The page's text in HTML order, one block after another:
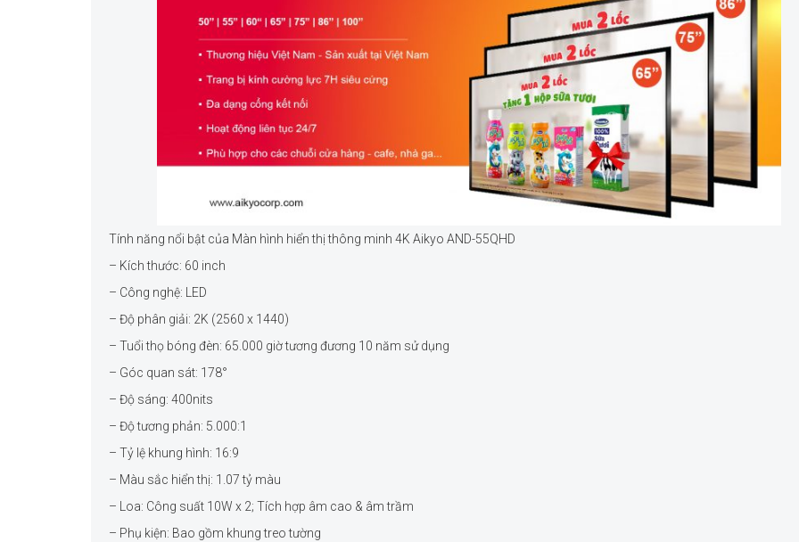
Tính năng nổi bật của Màn hình hiển thị thông minh 4K Aikyo AND-55QHD
– Kích thước: 60 inch
– Công nghệ: LED
– Độ phân giải: 2K (2560 x 1440)
– Tuổi thọ bóng đèn: 65.000 giờ tương đương 10 năm sử dụng
– Góc quan sát: 178°
– Độ sáng: 400nits
– Độ tương phản: 5.000:1
– Tỷ lệ khung hình: 16:9
– Màu sắc hiển thị: 1.07 tỷ màu
– Loa: Công suất 10W x 2; Tích hợp âm cao & âm trầm
– Phụ kiện: Bao gồm khung treo tường